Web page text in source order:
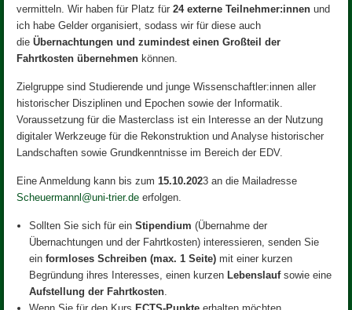
vermitteln. Wir haben für Platz für24 externe Teilnehmer:innen und
ich habe Gelder organisiert, sodass wir für diese auch
dieÜbernachtungen und zumindest einen Großteil der
Fahrtkosten übernehmen können.
Zielgruppe sind Studierende und junge Wissenschaftler:innen aller
historischer Disziplinen und Epochen sowie der Informatik.
Voraussetzung für die Masterclass ist ein Interesse an der Nutzung
digitaler Werkzeuge für die Rekonstruktion und Analyse historischer
Landschaften sowie Grundkenntnisse im Bereich der EDV.
Eine Anmeldung kann bis zum15.10.2023 an die Mailadresse
Scheuermannl@uni-trier.de erfolgen.
Sollten Sie sich für einStipendium (Übernahme der
Übernachtungen und der Fahrtkosten) interessieren, senden Sie
einformloses Schreiben (max. 1 Seite) mit einer kurzen
Begründung ihres Interesses, einen kurzen Lebenslaufsowie eine
Aufstellung der Fahrtkosten.